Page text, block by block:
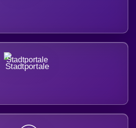
Stadtportale